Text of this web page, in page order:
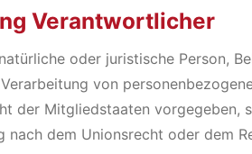
Verantwortlicher
oder juristische Person,
von
der Mitgliedstaaten vorgegeben,
dem Unionsrecht oder dem